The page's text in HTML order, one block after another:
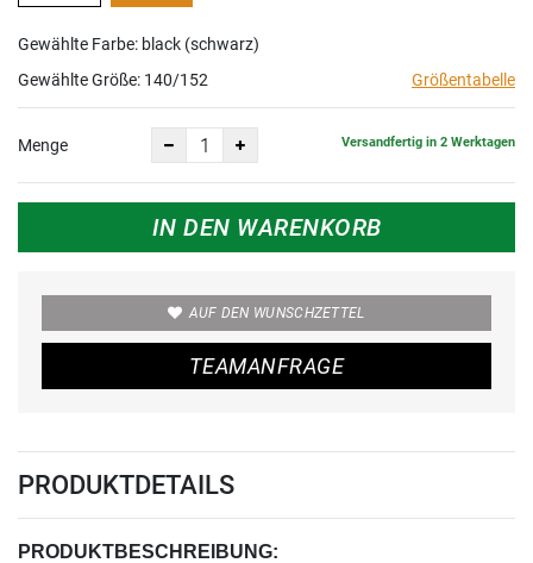
Gewählte Farbe: black (schwarz)
Gewählte Größe: 140/152 Größentabelle
Menge Versandfertig in 2 Werktagen
IN DEN WARENKORB
AUF DEN WUNSCHZETTEL
TEAMANFRAGE
PRODUKTDETAILS
PRODUKTBESCHREIBUNG: